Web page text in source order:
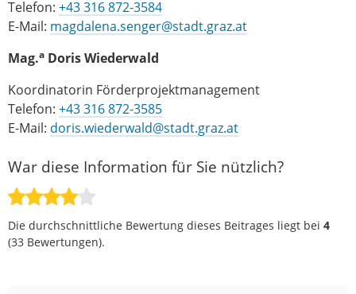
Telefon: +43 316 872-3584
E-Mail: magdalena.senger@stadt.graz.at
Mag.a Doris Wiederwald
Koordinatorin Förderprojektmanagement
Telefon: +43 316 872-3585
E-Mail: doris.wiederwald@stadt.graz.at
War diese Information für Sie nützlich?
Die durchschnittliche Bewertung dieses Beitrages liegt bei 4
(33 Bewertungen).